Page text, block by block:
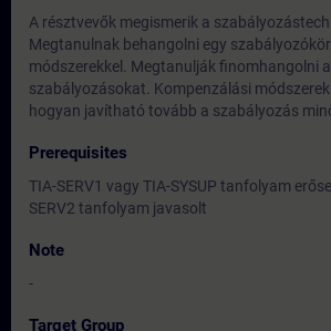
A résztvevők megismerik a
Megtanulnak behangolni egy
módszerekkel. Megtanulják finomhangolni
szabályozásokat. Kompenzálási
hogyan javítható tovább a szabályozás
Prerequisites
TIA-SERV1 vagy TIA-SYSUP tanfolyam
SERV2 tanfolyam javasolt
Note
-
Target Group